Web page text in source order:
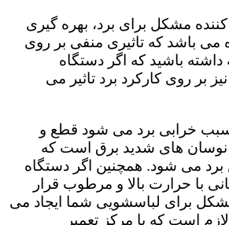
کننده مشکل برای برد، بهره گیری
می باشد که تاثیری منفی بر روی
باشید که اگر دستگاه
بر روی کارکرد برد تاثیر می
سبب خرابی برد می شود قطع و
های شدید برق است که
برد می شود. همچنین اگر دستگاه
با حرارت بالا و مرطوب قرار
مشکل برای لباسشویی شما ایجاد می
است که با مرکز تعمیر